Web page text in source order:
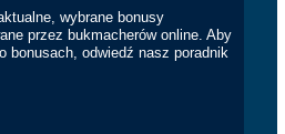
wybrane bonusy
przez bukmacherów online. Aby
bonusach, odwiedź nasz poradnik